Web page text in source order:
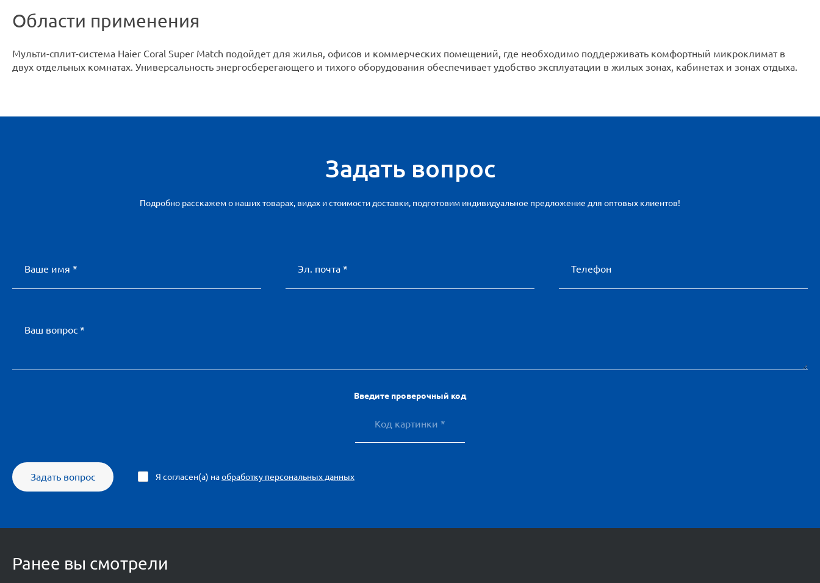
Области применения
Мульти-сплит-система Haier Coral Super Match подойдет для жилья, офисов и коммерческих помещений, где необходимо поддерживать комфортный микроклимат в
двух отдельных комнатах. Универсальность энергосберегающего и тихого оборудования обеспечивает удобство эксплуатации в жилых зонах, кабинетах и зонах отдыха.
Задать вопрос
Подробно расскажем о наших товарах, видах и стоимости доставки, подготовим индивидуальное предложение для оптовых клиентов!
Ваше имя * Эл. почта * Телефон
Ваш вопрос *
Введите проверочный код
Задать вопрос Я согласен(а) наобработку персональных данных
Ранее вы смотрели